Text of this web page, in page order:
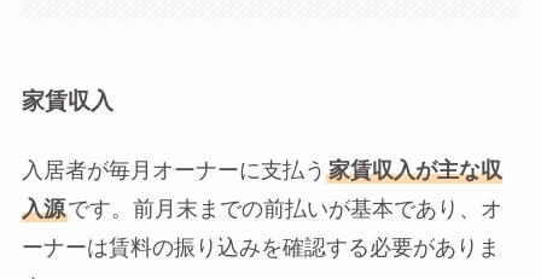
家賃収入
入居者が毎月オーナーに支払う 家賃収入が主な収
入源です。前月末までの前払いが基本であり、オ
ーナーは賃料の振り込みを確認する必要がありま